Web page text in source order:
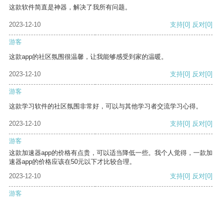
这款软件简直是神器，解决了我所有问题。
2023-12-10 支持[0] 反对[0]
游客
这款app的社区氛围很温馨，让我能够感受到家的温暖。
2023-12-10 支持[0] 反对[0]
游客
这款学习软件的社区氛围非常好，可以与其他学习者交流学习心得。
2023-12-10 支持[0] 反对[0]
游客
这款加速器app的价格有点贵，可以适当降低一些。我个人觉得，一款加
速器app的价格应该在50元以下才比较合理。
2023-12-10
支持[0] 反对[0]
游客